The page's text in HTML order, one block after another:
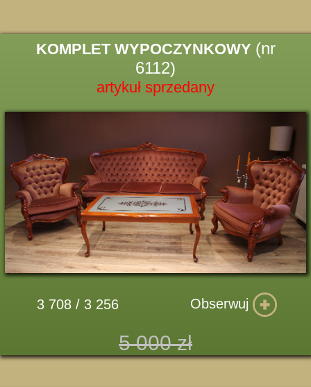
KOMPLET WYPOCZYNKOWY (nr
6112)
artykuł sprzedany
3 708 / 3 256 Obserwuj
5 000 zł